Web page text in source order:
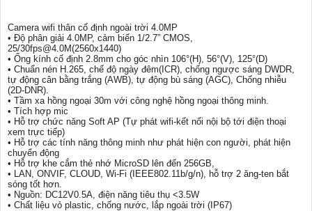
Camera wifi thân cố định ngoài trời 4.0MP
• Độ phân giải 4.0MP, cảm biến 1/2.7” CMOS,
25/30fps@4.0M(2560x1440)
• Ống kính cố định 2.8mm cho góc nhìn 106°(H), 56°(V), 125°(D)
• Chuẩn nén H.265, chế độ ngày đêm(ICR), chống ngược sáng DWDR,
tự động cân bằng trắng (AWB), tự động bù sáng (AGC), Chống nhiễu
(2D-DNR).
• Tầm xa hồng ngoại 30m với công nghệ hồng ngoại thông minh.
• Tích hợp mic
• Hỗ trợ chức năng Soft AP (Tự phát wifi-kết nối nội bộ tới điện thoại
xem trực tiếp)
• Hỗ trợ các tính năng thông minh như phát hiện con người, phát hiện
chuyển động
• Hỗ trợ khe cắm thẻ nhớ MicroSD lên đến 256GB,
• LAN, ONVIF, CLOUD, Wi-Fi (IEEE802.11b/g/n), hỗ trợ 2 ăng-ten bắt
sóng tốt hơn.
• Nguồn: DC12V0.5A, điện năng tiêu thụ <3.5W
• Chất liệu vỏ plastic, chống nước, lắp ngoài trời (IP67)